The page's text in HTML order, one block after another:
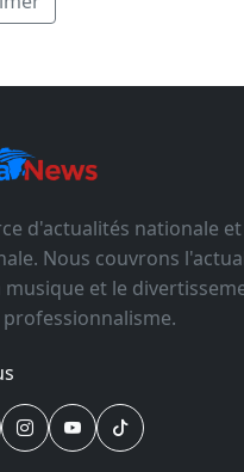
d'actualités nationale et
Nous couvrons
et le